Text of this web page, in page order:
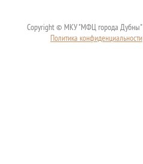
Copyright © МКУ "МФЦ города Дубны"
Политика конфиденциальности